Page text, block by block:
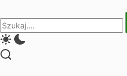
Close
Search